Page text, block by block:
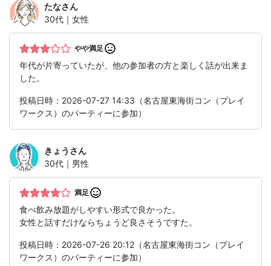
たなさん
30代｜女性
やや満足
年代が片寄っていたが、他の参加者の方と楽しく話が出来ま
した。
投稿日時：2026-07-27 14:33（名古屋東海街コン（プレイ
ワークス）のパーティーに参加）
きょう さん
30代｜男性
満足
食べ飲み放題がしやすい形式で良かった。
女性と話すだけならちょうど良さそうですた。
投稿日時：2026-07-26 20:12（名古屋東海街コン（プレイ
ワークス）のパーティーに参加）